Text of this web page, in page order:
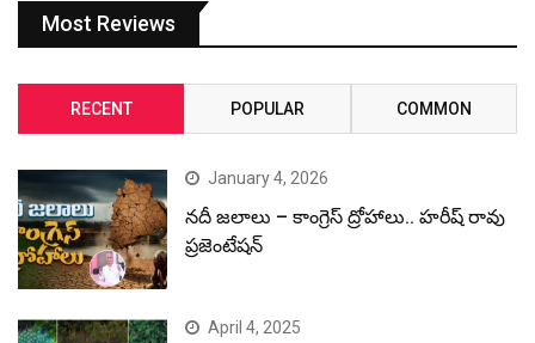
Most Reviews
RECENT POPULAR COMMON
January 4, 2026
నదీ జలాలు – కాంగ్రెస్ ద్రోహాలు.. హరీష్ రావు
ప్రజెంటేషన్
April 4, 2025